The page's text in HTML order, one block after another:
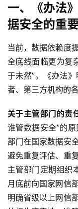
一、《办法
据安全的重
当前，数据依赖度
全底线面临更为复
于未然”。《办法
者、第三方机构的
关于主管部门的责
谁管数据安全”的
部门在国家数据安
避免重复评估、重
主管部门定期组织
月底前向国家网信
明确省级以上网信